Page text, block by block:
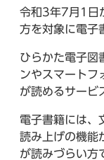
令和3年7月1日
方を対象に電子
ひらかた電子図
ンやスマートフ
が読めるサービ
電子書籍には、
読み上げの機能
が読みづらい方